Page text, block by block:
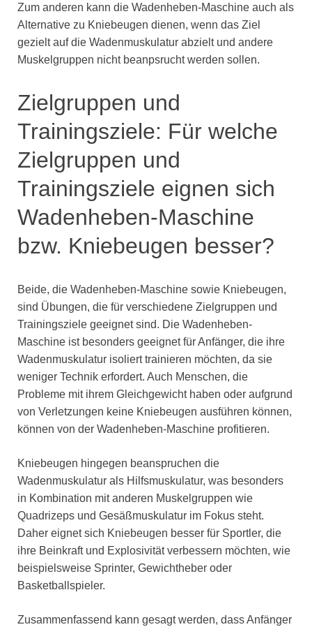
Zum anderen kann die Wadenheben-Maschine auch als
Alternative zu Kniebeugen dienen, wenn das Ziel
gezielt auf die Wadenmuskulatur abzielt und andere
Muskelgruppen nicht beanpsrucht werden sollen.
Zielgruppen und
Trainingsziele: Für welche
Zielgruppen und
Trainingsziele eignen sich
Wadenheben-Maschine
bzw. Kniebeugen besser?
Beide, die Wadenheben-Maschine sowie Kniebeugen,
sind Übungen, die für verschiedene Zielgruppen und
Trainingsziele geeignet sind. Die Wadenheben-
Maschine ist besonders geeignet für Anfänger, die ihre
Wadenmuskulatur isoliert trainieren möchten, da sie
weniger Technik erfordert. Auch Menschen, die
Probleme mit ihrem Gleichgewicht haben oder aufgrund
von Verletzungen keine Kniebeugen ausführen können,
können von der Wadenheben-Maschine profitieren.
Kniebeugen hingegen beanspruchen die
Wadenmuskulatur als Hilfsmuskulatur, was besonders
in Kombination mit anderen Muskelgruppen wie
Quadrizeps und Gesäßmuskulatur im Fokus steht.
Daher eignet sich Kniebeugen besser für Sportler, die
ihre Beinkraft und Explosivität verbessern möchten, wie
beispielsweise Sprinter, Gewichtheber oder
Basketballspieler.
Zusammenfassend kann gesagt werden, dass Anfänger